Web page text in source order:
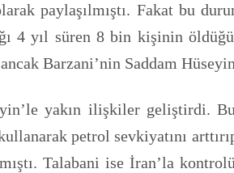
paylaşılmıştı. Fakat bu
4 yıl süren 8 bin kişinin
Barzani’nin Saddam
yakın ilişkiler geliştirdi.
petrol sevkiyatını
Talabani ise İran’la